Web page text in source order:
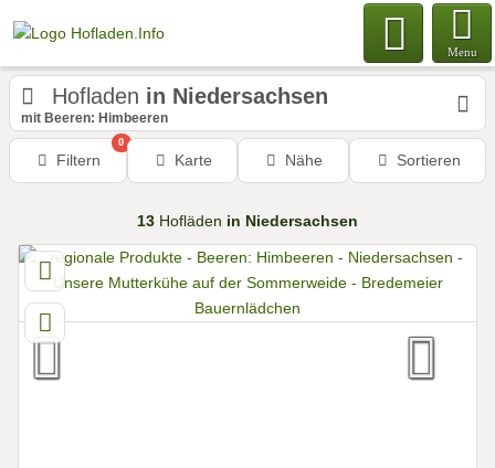
Menu
Hofladen in Niedersachsen
mit Beeren: Himbeeren
Filtern
0
Karte Nähe Sortieren
13 Hofläden in Niedersachsen